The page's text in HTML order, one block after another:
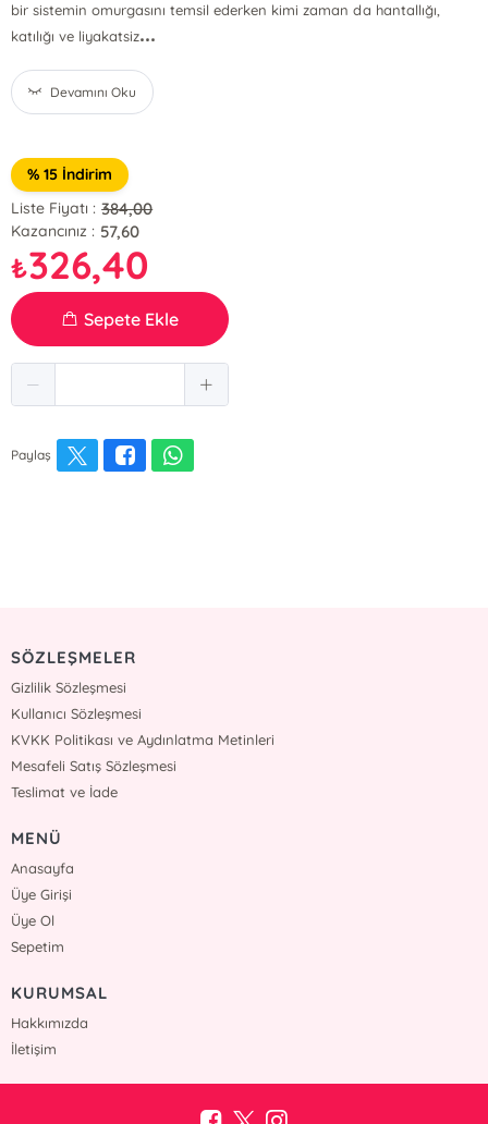
bir sistemin omurgasını temsil ederken kimi zaman da hantallığı,
katılığı ve liyakatsiz...
Devamını Oku
% 15 İndirim
Liste Fiyatı : 384,00
Kazancınız : 57,60
₺326,40
Sepete Ekle
Paylaş
SÖZLEŞMELER
Gizlilik Sözleşmesi
Kullanıcı Sözleşmesi
KVKK Politikası ve Aydınlatma Metinleri
Mesafeli Satış Sözleşmesi
Teslimat ve İade
MENÜ
Anasayfa
Üye Girişi
Üye Ol
Sepetim
KURUMSAL
Hakkımızda
İletişim